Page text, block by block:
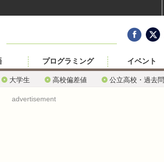
大学生 高校偏差値 公立高校・過去問
プログラミング イベント
advertisement